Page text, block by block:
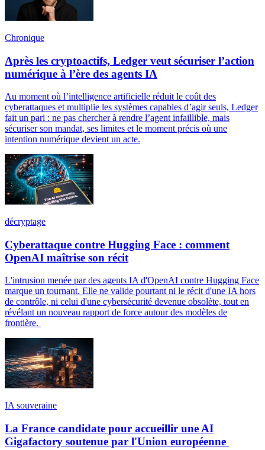
Chronique
Après les cryptoactifs, Ledger veut sécuriser l’action
numérique à l’ère des agents IA
Au moment où l’intelligence artificielle réduit le coût des
cyberattaques et multiplie les systèmes capables d’agir seuls, Ledger
fait un pari : ne pas chercher à rendre l’agent infaillible, mais
sécuriser son mandat, ses limites et le moment précis où une
intention numérique devient un acte.
décryptage
Cyberattaque contre Hugging Face : comment
OpenAI maîtrise son récit
L'intrusion menée par des agents IA d'OpenAI contre Hugging Face
marque un tournant. Elle ne valide pourtant ni le récit d'une IA hors
de contrôle, ni celui d'une cybersécurité devenue obsolète, tout en
révélant un nouveau rapport de force autour des modèles de
frontière.
IA souveraine
La France candidate pour accueillir une AI
Gigafactory soutenue par l'Union européenne